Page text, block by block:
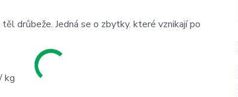
drůbeže. Jedná se o zbytky. které vznikají po
kg